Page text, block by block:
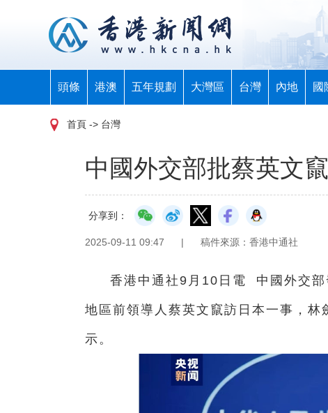
頭條 港澳 五年規劃 大灣區 台灣 內地 國
首頁 -> 台灣
中國外交部批蔡英文
分享到：
2025-09-11 09:47 | 稿件來源：香港中通社
香港中通社9月10日電 中國外交
地區前領導人蔡英文竄訪日本一事，
示。